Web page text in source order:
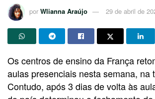
por Wlianna Araújo 29 de abril de
Os centros de ensino da França
aulas presenciais nesta semana, na
Contudo, após 3 dias de volta às